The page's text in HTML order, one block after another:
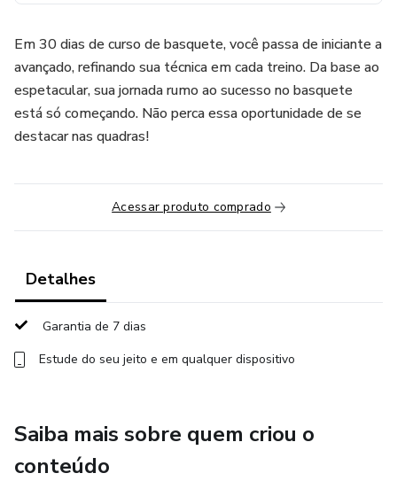
Em 30 dias de curso de basquete, você passa de iniciante a
avançado, refinando sua técnica em cada treino. Da base ao
espetacular, sua jornada rumo ao sucesso no basquete
está só começando. Não perca essa oportunidade de se
destacar nas quadras!
Acessar produto comprado
Detalhes
Garantia de 7 dias
Estude do seu jeito e em qualquer dispositivo
Saiba mais sobre quem criou o
conteúdo